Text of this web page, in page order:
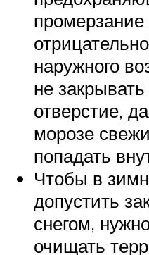
промерзание
наружного
не
отверстие,
морозе
попадать
Чтобы в
допустить
снегом,
очищать